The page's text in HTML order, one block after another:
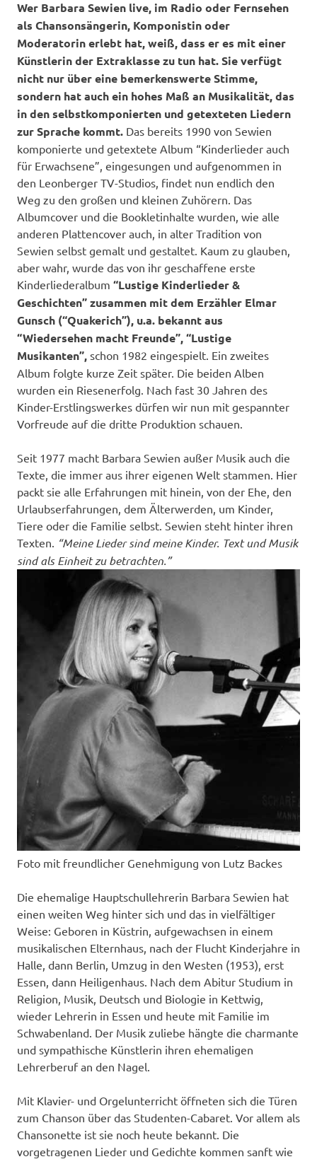
Wer Barbara Sewien live, im Radio oder Fernsehen
als Chansonsängerin, Komponistin oder
Moderatorin erlebt hat, weiß, dass er es mit einer
Künstlerin der Extraklasse zu tun hat. Sie verfügt
nicht nur über eine bemerkenswerte Stimme,
sondern hat auch ein hohes Maß an Musikalität, das
in den selbstkomponierten und getexteten Liedern
zur Sprache kommt. Das bereits 1990 von Sewien
komponierte und getextete Album “Kinderlieder auch
für Erwachsene”, eingesungen und aufgenommen in
den Leonberger TV-Studios, findet nun endlich den
Weg zu den großen und kleinen Zuhörern. Das
Albumcover und die Bookletinhalte wurden, wie alle
anderen Plattencover auch, in alter Tradition von
Sewien selbst gemalt und gestaltet. Kaum zu glauben,
aber wahr, wurde das von ihr geschaffene erste
Kinderliederalbum “Lustige Kinderlieder &
Geschichten” zusammen mit dem Erzähler Elmar
Gunsch (“Quakerich”), u.a. bekannt aus
“Wiedersehen macht Freunde”, “Lustige
Musikanten”, schon 1982 eingespielt. Ein zweites
Album folgte kurze Zeit später. Die beiden Alben
wurden ein Riesenerfolg. Nach fast 30 Jahren des
Kinder-Erstlingswerkes dürfen wir nun mit gespannter
Vorfreude auf die dritte Produktion schauen.
Seit 1977 macht Barbara Sewien außer Musik auch die
Texte, die immer aus ihrer eigenen Welt stammen. Hier
packt sie alle Erfahrungen mit hinein, von der Ehe, den
Urlaubserfahrungen, dem Älterwerden, um Kinder,
Tiere oder die Familie selbst. Sewien steht hinter ihren
Texten. “Meine Lieder sind meine Kinder. Text und Musik
sind als Einheit zu betrachten.”
Foto mit freundlicher Genehmigung von Lutz Backes
Die ehemalige Hauptschullehrerin Barbara Sewien hat
einen weiten Weg hinter sich und das in vielfältiger
Weise: Geboren in Küstrin, aufgewachsen in einem
musikalischen Elternhaus, nach der Flucht Kinderjahre in
Halle, dann Berlin, Umzug in den Westen (1953), erst
Essen, dann Heiligenhaus. Nach dem Abitur Studium in
Religion, Musik, Deutsch und Biologie in Kettwig,
wieder Lehrerin in Essen und heute mit Familie im
Schwabenland. Der Musik zuliebe hängte die charmante
und sympathische Künstlerin ihren ehemaligen
Lehrerberuf an den Nagel.
Mit Klavier- und Orgelunterricht öffneten sich die Türen
zum Chanson über das Studenten-Cabaret. Vor allem als
Chansonette ist sie noch heute bekannt. Die
vorgetragenen Lieder und Gedichte kommen sanft wie